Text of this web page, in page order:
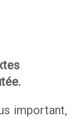
important,